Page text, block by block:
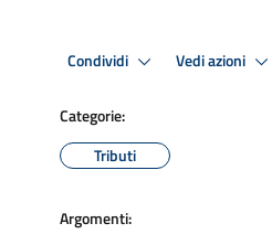
Condividi Vedi azioni
Categorie:
Tributi
Argomenti: